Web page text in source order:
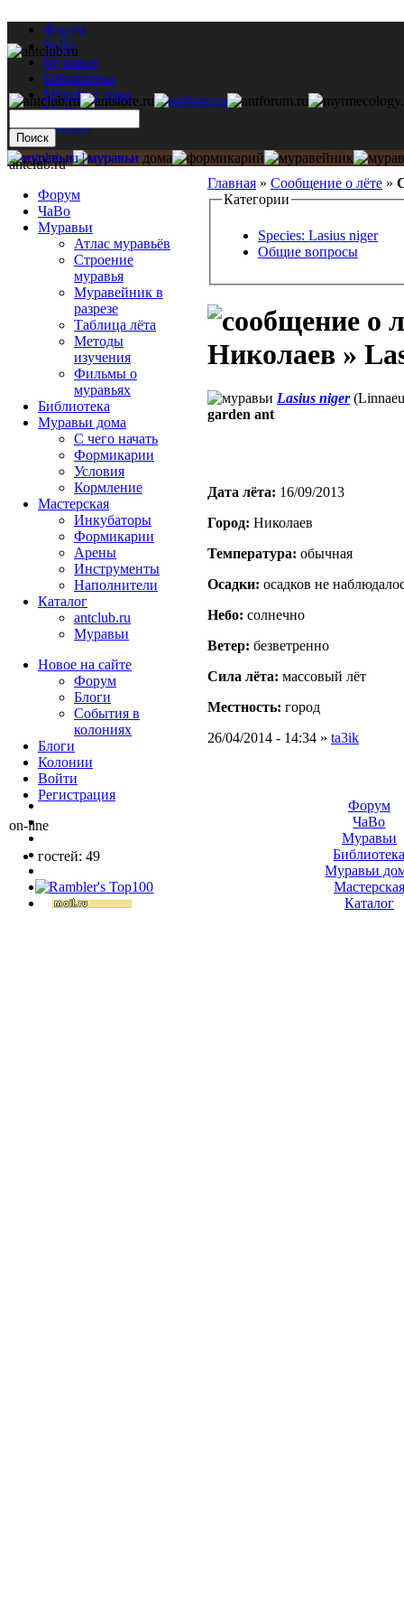
Форум
ЧаВо
Муравьи
Библиотека
Муравьи дома
Мастерская
Каталог
Главная » Сообщение о лёте »
Категории
Species: Lasius niger
Общие вопросы
Николаев »
Lasius niger
garden ant
Дата лёта: 16/09/2013
Город: Николаев
Температура: обычная
Осадки: осадков не
Небо: солнечно
Ветер: безветренно
Сила лёта: массовый лёт
Местность: город
26/04/2014 - 14:34 » ta3ik
antclub.ru
Форум
ЧаВо
Муравьи
Атлас муравьёв
Строение
муравья
Муравейник в
разрезе
Таблица лёта
Методы
изучения
Фильмы о
муравьях
Библиотека
Муравьи дома
С чего начать
Формикарии
Условия
Кормление
Мастерская
Инкубаторы
Формикарии
Арены
Инструменты
Наполнители
Каталог
antclub.ru
Муравьи
Новое на сайте
Форум
Блоги
События в
колониях
Блоги
Колонии
Войти
Peгиcтpaция
on-line
гостей: 49
Форум
ЧаВо
Муравьи
Муравьи
Мастерская
Каталог